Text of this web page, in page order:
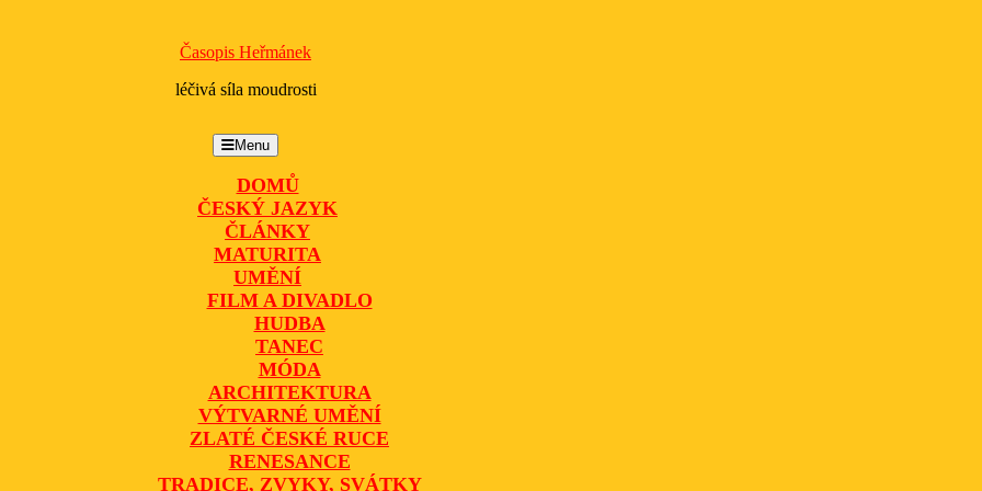
Časopis Heřmánek
léčivá síla moudrosti
MenuMenu
DOMŮ
ČESKÝ JAZYK
ČLÁNKY
MATURITA
UMĚNÍ
FILM A DIVADLO
HUDBA
TANEC
MÓDA
ARCHITEKTURA
VÝTVARNÉ UMĚNÍ
ZLATÉ ČESKÉ RUCE
RENESANCE
TRADICE, ZVYKY, SVÁTKY